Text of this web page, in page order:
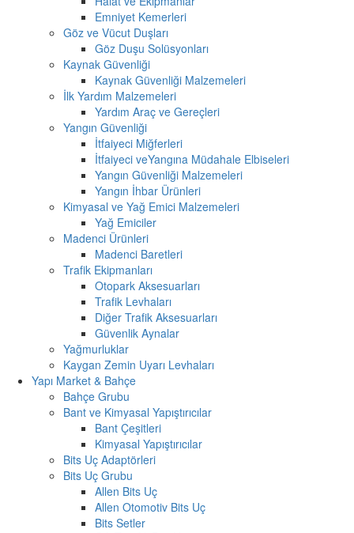
Emniyet Kemerleri
Göz ve Vücut Duşları
Göz Duşu Solüsyonları
Kaynak Güvenliği
Kaynak Güvenliği Malzemeleri
İlk Yardım Malzemeleri
Yardım Araç ve Gereçleri
Yangın Güvenliği
İtfaiyeci Miğferleri
İtfaiyeci veYangına Müdahale Elbiseleri
Yangın Güvenliği Malzemeleri
Yangın İhbar Ürünleri
Kimyasal ve Yağ Emici Malzemeleri
Yağ Emiciler
Madenci Ürünleri
Madenci Baretleri
Trafik Ekipmanları
Otopark Aksesuarları
Trafik Levhaları
Diğer Trafik Aksesuarları
Güvenlik Aynalar
Yağmurluklar
Kaygan Zemin Uyarı Levhaları
Yapı Market & Bahçe
Bahçe Grubu
Bant ve Kimyasal Yapıştırıcılar
Bant Çeşitleri
Kimyasal Yapıştırıcılar
Bits Uç Adaptörleri
Bits Uç Grubu
Allen Bits Uç
Allen Otomotiv Bits Uç
Bits Setler